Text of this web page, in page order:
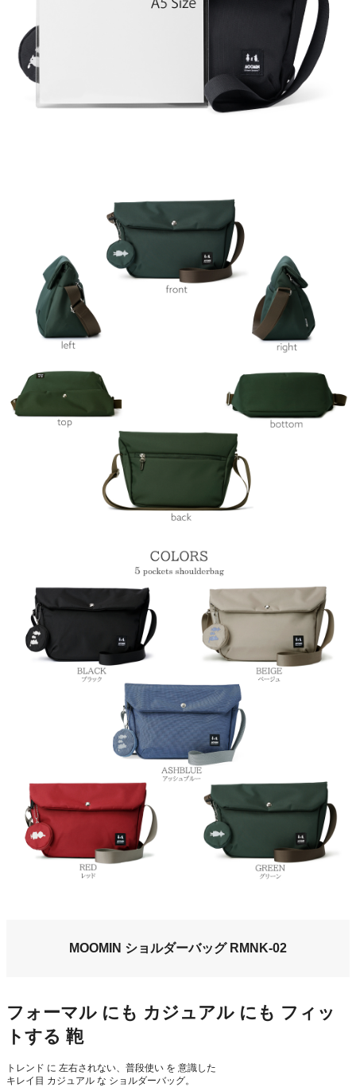
MOOMIN ショルダーバッグ RMNK-02
フォーマル にも カジュアル にも フィッ
トする 鞄
トレンド に 左右されない、普段使い を 意識した
キレイ目 カジュアル な ショルダーバッグ。